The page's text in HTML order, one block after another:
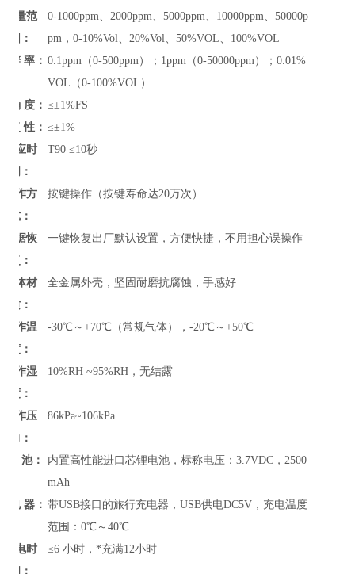
测量范
围：
0-1000ppm、2000ppm、5000ppm、10000ppm、50000p
pm，0-10%Vol、20%Vol、50%VOL、100%VOL
辨 率： 0.1ppm（0-500ppm）；1ppm（0-50000ppm）；0.01%
VOL（0-100%VOL）
确 度： ≤±1%FS
复 性： ≤±1%
响应时
间：
T90 ≤10秒
操作方
式：
按键操作（按键寿命达20万次）
数据恢
复：
一键恢复出厂默认设置，方便快捷，不用担心误操作
主体材
质：
全金属外壳，坚固耐磨抗腐蚀，手感好
工作温
度：
-30℃～+70℃（常规气体），-20℃～+50℃
工作湿
度：
10%RH ~95%RH，无结露
工作压
力：
86kPa~106kPa
池：
内置高性能进口芯锂电池，标称电压：3.7VDC，2500
mAh
电 器： 带USB接口的旅行充电器，USB供电DC5V，充电温度
范围：0℃～40℃
充电时
间：
≤6 小时，*充满12小时